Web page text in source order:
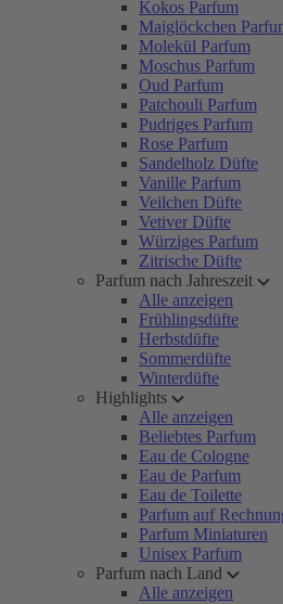
Kokos Parfum
Maiglöckchen
Molekül Parfum
Moschus Parfum
Oud Parfum
Patchouli Parfum
Pudriges Parfum
Rose Parfum
Sandelholz Düfte
Vanille Parfum
Veilchen Düfte
Vetiver Düfte
Würziges Parfum
Zitrische Düfte
Parfum nach Jahreszeit
Alle anzeigen
Frühlingsdüfte
Herbstdüfte
Sommerdüfte
Winterdüfte
Highlights
Alle anzeigen
Beliebtes Parfum
Eau de Cologne
Eau de Parfum
Eau de Toilette
Parfum auf
Parfum Miniaturen
Unisex Parfum
Parfum nach Land
Alle anzeigen